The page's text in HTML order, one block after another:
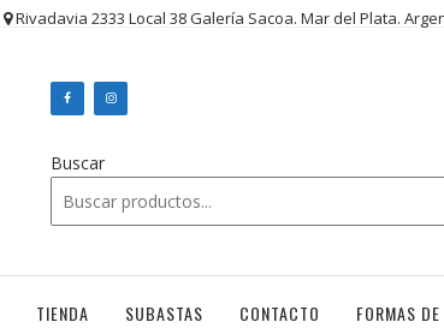
Rivadavia 2333 Local 38 Galería Sacoa. Mar del Plata.
Buscar
TIENDA SUBASTAS CONTACTO FORMAS